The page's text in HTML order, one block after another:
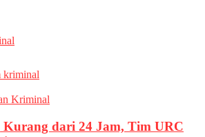
kriminal
Kriminal
Kurang dari 24 Jam, Tim URC